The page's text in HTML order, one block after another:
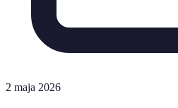
2 maja 2026